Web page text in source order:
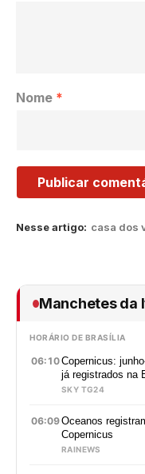
Nesse artigo: casa dos
Nome *
Manchetes da
HORÁRIO DE BRASÍLIA
06:10Copernicus:
já registrados na
SKY TG24
06:09Oceanos
Copernicus
RAINEWS